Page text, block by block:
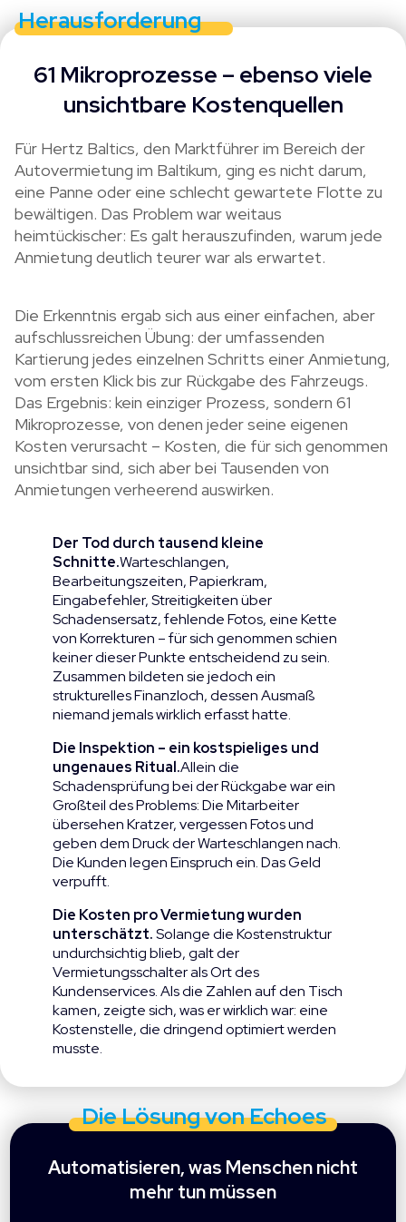
Herausforderung
61 Mikroprozesse – ebenso viele
unsichtbare Kostenquellen
Für Hertz Baltics, den Marktführer im Bereich der
Autovermietung im Baltikum, ging es nicht darum,
eine Panne oder eine schlecht gewartete Flotte zu
bewältigen. Das Problem war weitaus
heimtückischer: Es galt herauszufinden, warum jede
Anmietung deutlich teurer war als erwartet.
Die Erkenntnis ergab sich aus einer einfachen, aber
aufschlussreichen Übung: der umfassenden
Kartierung jedes einzelnen Schritts einer Anmietung,
vom ersten Klick bis zur Rückgabe des Fahrzeugs.
Das Ergebnis: kein einziger Prozess, sondern 61
Mikroprozesse, von denen jeder seine eigenen
Kosten verursacht – Kosten, die für sich genommen
unsichtbar sind, sich aber bei Tausenden von
Anmietungen verheerend auswirken.
Der Tod durch tausend kleine
Schnitte.Warteschlangen,
Bearbeitungszeiten, Papierkram,
Eingabefehler, Streitigkeiten über
Schadensersatz, fehlende Fotos, eine Kette
von Korrekturen – für sich genommen schien
keiner dieser Punkte entscheidend zu sein.
Zusammen bildeten sie jedoch ein
strukturelles Finanzloch, dessen Ausmaß
niemand jemals wirklich erfasst hatte.
Die Inspektion – ein kostspieliges und
ungenaues Ritual.Allein die
Schadensprüfung bei der Rückgabe war ein
Großteil des Problems: Die Mitarbeiter
übersehen Kratzer, vergessen Fotos und
geben dem Druck der Warteschlangen nach.
Die Kunden legen Einspruch ein. Das Geld
verpufft.
Die Kosten pro Vermietung wurden
unterschätzt.Solange die Kostenstruktur
undurchsichtig blieb, galt der
Vermietungsschalter als Ort des
Kundenservices. Als die Zahlen auf den Tisch
kamen, zeigte sich, was er wirklich war: eine
Kostenstelle, die dringend optimiert werden
musste.
Die Lösung von Echoes
Automatisieren, was Menschen nicht
mehr tun müssen